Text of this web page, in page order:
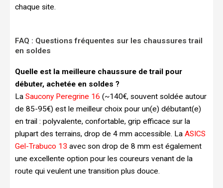
chaque site.
FAQ : Questions fréquentes sur les chaussures trail
en soldes
Quelle est la meilleure chaussure de trail pour
débuter, achetée en soldes ?
La Saucony Peregrine 16 (~140€, souvent soldée autour
de 85-95€) est le meilleur choix pour un(e) débutant(e)
en trail : polyvalente, confortable, grip efficace sur la
plupart des terrains, drop de 4 mm accessible. La ASICS
Gel-Trabuco 13 avec son drop de 8 mm est également
une excellente option pour les coureurs venant de la
route qui veulent une transition plus douce.